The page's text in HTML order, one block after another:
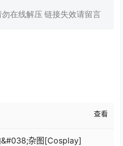
在线解压 链接失效请留言
查看
杂图[Cosplay]